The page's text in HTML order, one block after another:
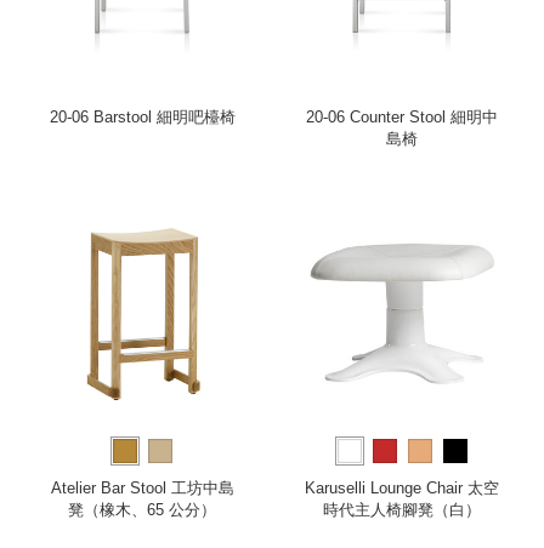
20-06 Barstool 細明吧檯椅
20-06 Counter Stool 細明中
島椅
Atelier Bar Stool 工坊中島
凳（橡木、65 公分）
Karuselli Lounge Chair 太空
時代主人椅腳凳（白）